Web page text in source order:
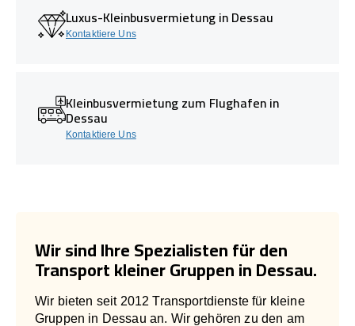
Luxus-Kleinbusvermietung in Dessau
Kontaktiere Uns
Kleinbusvermietung zum Flughafen in
Dessau
Kontaktiere Uns
Wir sind Ihre Spezialisten für den
Transport kleiner Gruppen in Dessau.
Wir bieten seit 2012 Transportdienste für kleine
Gruppen in Dessau an. Wir gehören zu den am